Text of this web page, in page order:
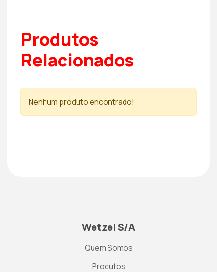
Produtos
Relacionados
Nenhum produto encontrado!
Wetzel S/A
Quem Somos
Produtos